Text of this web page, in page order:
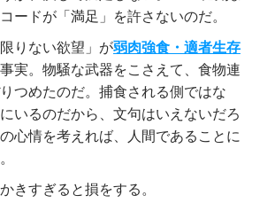
ードが「満足」を許さないのだ。
りない欲望」が弱肉強食・適者生存
実。物騒な武器をこさえて、食物連
つめたのだ。捕食される側ではな
いるのだから、文句はいえないだろ
心情を考えれば、人間であることに
きすぎると損をする。